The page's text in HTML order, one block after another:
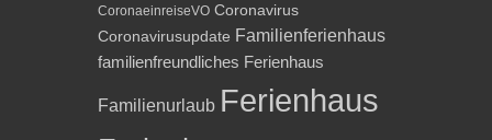
CoronaeinreiseVO Coronavirus
Coronavirusupdate Familienferienhaus
familienfreundliches Ferienhaus
Familienurlaub Ferienhaus